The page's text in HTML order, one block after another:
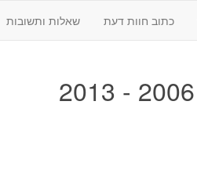
כתוב חוות דעת שאלות ותשובות